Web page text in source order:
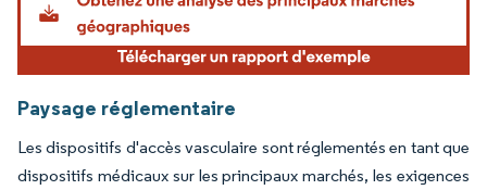
Paysage réglementaire
Les dispositifs d'accès vasculaire sont réglementés en tant que
dispositifs médicaux sur les principaux marchés, les exigences